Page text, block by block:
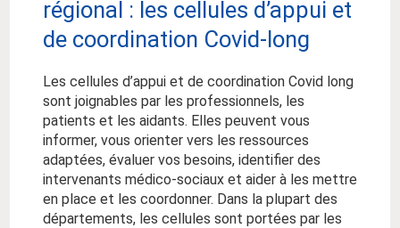
régional : les cellules d’appui et
de coordination Covid-long
Les cellules d’appui et de coordination Covid long
sont joignables par les professionnels, les
patients et les aidants. Elles peuvent vous
informer, vous orienter vers les ressources
adaptées, évaluer vos besoins, identifier des
intervenants médico-sociaux et aider à les mettre
en place et les coordonner. Dans la plupart des
départements, les cellules sont portées par les